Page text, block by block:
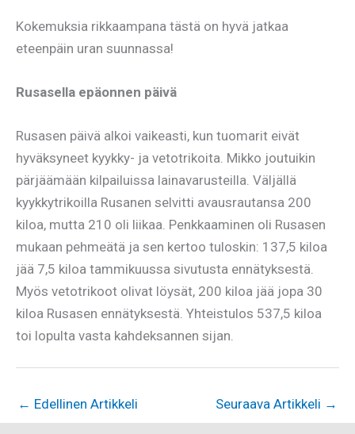
Kokemuksia rikkaampana tästä on hyvä jatkaa
eteenpäin uran suunnassa!
Rusasella epäonnen päivä
Rusasen päivä alkoi vaikeasti, kun tuomarit eivät
hyväksyneet kyykky- ja vetotrikoita. Mikko joutuikin
pärjäämään kilpailuissa lainavarusteilla. Väljällä
kyykkytrikoilla Rusanen selvitti avausrautansa 200
kiloa, mutta 210 oli liikaa. Penkkaaminen oli Rusasen
mukaan pehmeätä ja sen kertoo tuloskin: 137,5 kiloa
jää 7,5 kiloa tammikuussa sivutusta ennätyksestä.
Myös vetotrikoot olivat löysät, 200 kiloa jää jopa 30
kiloa Rusasen ennätyksestä. Yhteistulos 537,5 kiloa
toi lopulta vasta kahdeksannen sijan.
← Edellinen Artikkeli Seuraava Artikkeli →